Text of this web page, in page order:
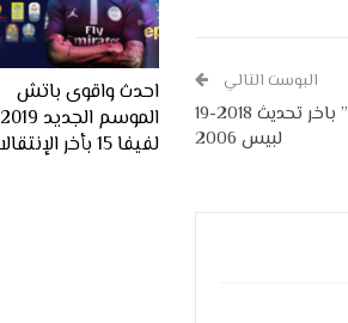
البوست التالي
اطقم مانشيستر ديربي “سيتي ويونايتد” باخر تحديث 2018-19
لبيس 2006
احدث واقوى باتش
الموسم الجديد 2019
لفيفا 15 بأخر الإنتقالات…